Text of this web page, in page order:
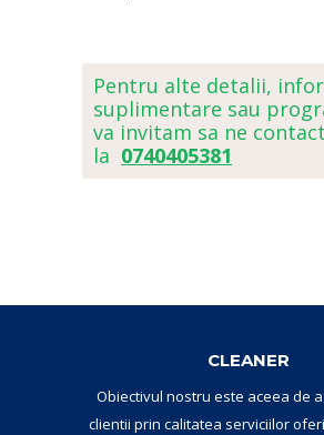
Pentru alte detalii,
suplimentare sau
va invitam sa ne
la 0740405381
CLEANER
Obiectivul nostru este aceea de
clientii prin calitatea serviciilor